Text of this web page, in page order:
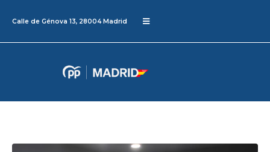
Calle de Génova 13, 28004 Madrid